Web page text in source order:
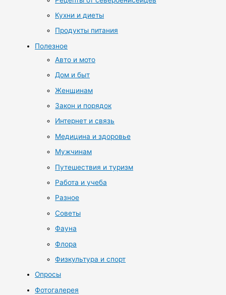
Кухни и диеты
Продукты питания
Полезное
Авто и мото
Дом и быт
Женщинам
Закон и порядок
Интернет и связь
Медицина и здоровье
Мужчинам
Путешествия и туризм
Работа и учеба
Разное
Советы
Фауна
Флора
Физкультура и спорт
Опросы
Фотогалерея